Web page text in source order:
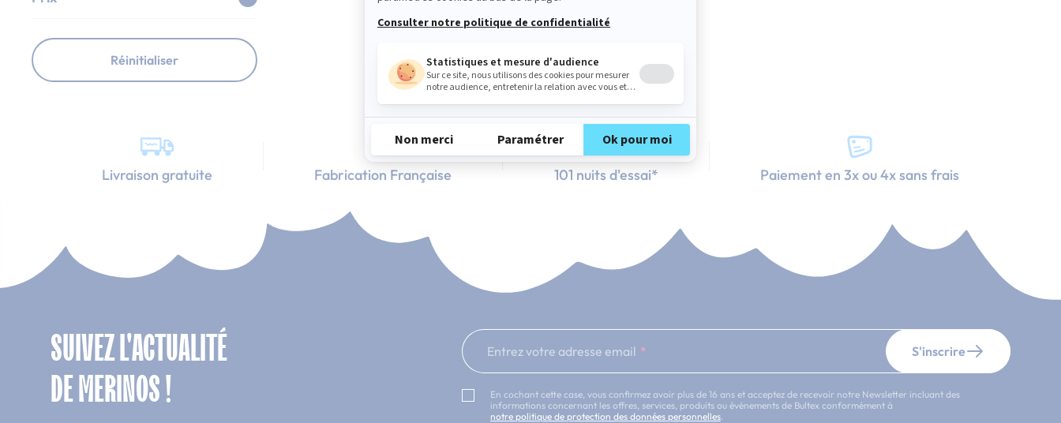
Réinitialiser
Livraison gratuite Fabrication Française 101 nuits d'essai* Paiement en 3x ou 4x sans frais
SUIVEZ L'ACTUALITÉ
DE MERINOS !
Entrez votre adresse email S'inscrire
En cochant cette case, vous confirmez avoir plus de 16 ans et acceptez de recevoir notre Newsletter incluant des
informations concernant les offres, services, produits ou évènements de Bultex conformément à
notre politique de protection des données personnelles